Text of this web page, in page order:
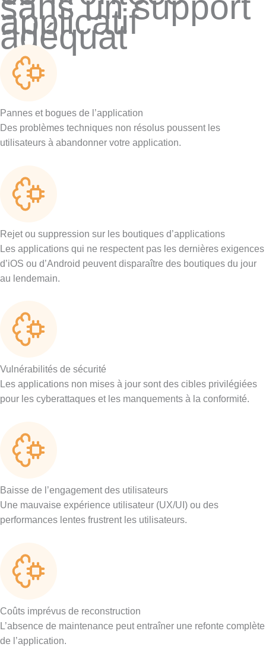
applicatif
adéquat
Pannes et bogues de l’application
Des problèmes techniques non résolus poussent les
utilisateurs à abandonner votre application.
Rejet ou suppression sur les boutiques d’applications
Les applications qui ne respectent pas les dernières exigences
d’iOS ou d’Android peuvent disparaître des boutiques du jour
au lendemain.
Vulnérabilités de sécurité
Les applications non mises à jour sont des cibles privilégiées
pour les cyberattaques et les manquements à la conformité.
Baisse de l’engagement des utilisateurs
Une mauvaise expérience utilisateur (UX/UI) ou des
performances lentes frustrent les utilisateurs.
Coûts imprévus de reconstruction
L’absence de maintenance peut entraîner une refonte complète
de l’application.